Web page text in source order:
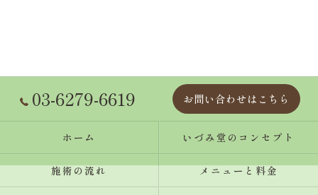
03-6279-6619 お問い合わせはこちら
ホーム いづみ堂のコンセプト
施術の流れ メニューと料金